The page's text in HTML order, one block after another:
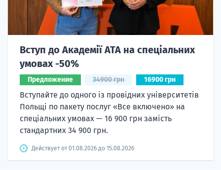
Вступ до Академії ATA на спеціальних
умовах -50%
Предложение 34900 грн 16900 грн
Вступайте до одного із провідних університетів
Польщі по пакету послуг «Все включено» на
спеціальних умовах — 16 900 грн замість
стандартних 34 900 грн.
Действует от 01.08.2026 до 15.08.2026